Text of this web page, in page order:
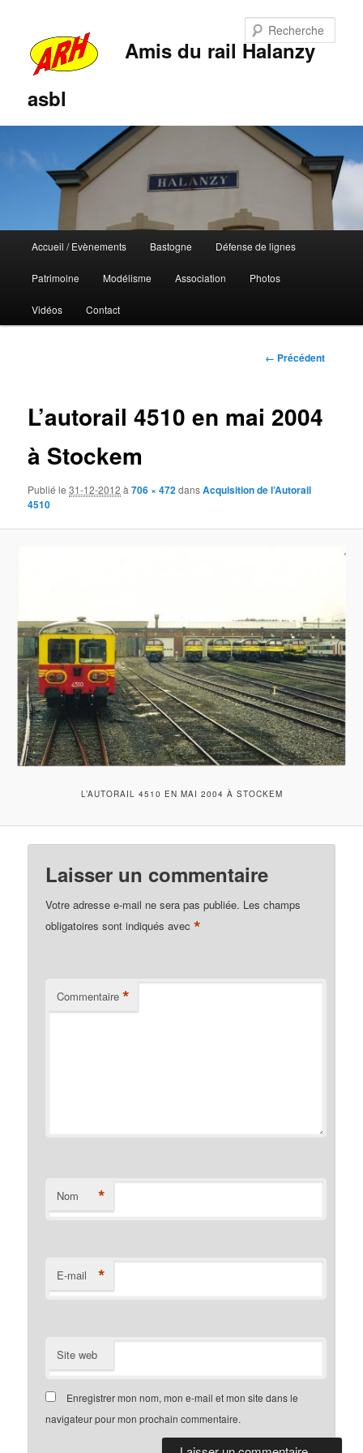
Amis du rail Halanzy
asbl
principal
Aller
au
contenu
Aller
au
contenu
Accueil / Evènements Bastogne Défense de lignes
Patrimoine Modélisme Association Photos
Vidéos Contact
Navigation
← Précédent
L’autorail 4510 en mai 2004
à Stockem
Publié le31-12-2012 à706 × 472dansAcquisition de l’Autorail
4510
L’AUTORAIL 4510 EN MAI 2004 À STOCKEM
Laisser un commentaire
Votre adresse e-mail ne sera pas publiée. Les champs
obligatoires sont indiqués avec*
Commentaire *
Nom *
E-mail *
Site web
Enregistrer mon nom, mon e-mail et mon site dans le
navigateur pour mon prochain commentaire.